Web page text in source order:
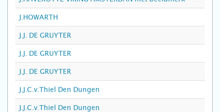
J.HOWARTH
J.J. DE GRUYTER
J.J. DE GRUYTER
J.J. DE GRUYTER
J.J.C.v.Thiel Den Dungen
J.J.C.v.Thiel Den Dungen